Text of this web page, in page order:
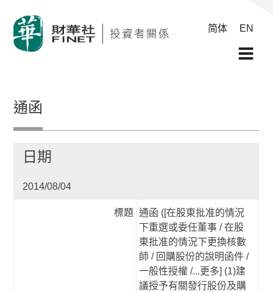
简体 EN
通函
日期
2014/08/04
標題
通函 ([在股東批准的情況
下重選或委任董事 / 在股
東批准的情況下更換核數
師 / 回購股份的說明函件 /
一般性授權 /...更多] (1)建
議授予有關發行股份及購